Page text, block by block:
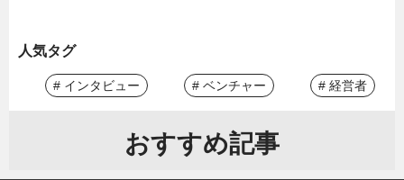
人気タグ
# インタビュー # ベンチャー # 経営者
おすすめ記事